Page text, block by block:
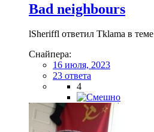
Bad neighbours
lSheriffl ответил Tklama в теме
Снайпера:
16 июля, 2023
23 ответа
4